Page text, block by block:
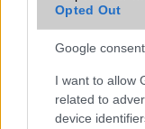
Opted Out
Google
I want to allow
related to
device
meg
Sok felhasználó
Android már évek